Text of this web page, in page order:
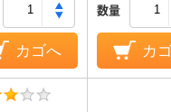
カゴへ
数量
カ